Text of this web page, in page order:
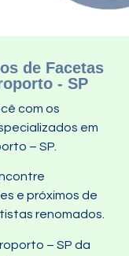
de Facetas
- SP
com os
em
– SP.
e próximos de
renomados.
– SP da